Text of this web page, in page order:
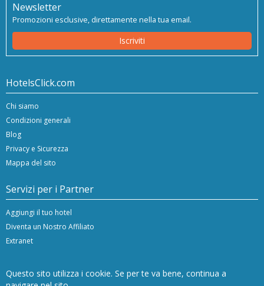
Questo sito utilizza i cookie. Se per te va bene, continua a
Newsletter
Promozioni esclusive, direttamente nella tua email.
Iscriviti
HotelsClick.com
Chi siamo
Condizioni generali
Blog
Privacy e Sicurezza
Mappa del sito
Servizi per i Partner
Aggiungi il tuo hotel
Diventa un Nostro Affiliato
Extranet